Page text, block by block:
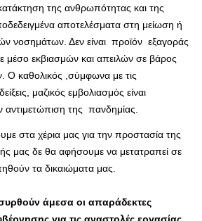
της ανθρωπότητας και της
αποτελέσματα στη μείωση ή
νοσημάτων. Δεν είναι προϊόν εξαγοράς
μέσο εκβιασμών και απειλών σε βάρος
Ο καθολικός ,σύμφωνα με τις
μαζικός εμβολιασμός είναι
αντιμετώπιση της πανδημίας.
στα χέρια μας για την προστασία της
μας δε θα αφήσουμε να μετατραπεί σε
τα δικαιώματα μας.
άμεσα οι απαράδεκτες